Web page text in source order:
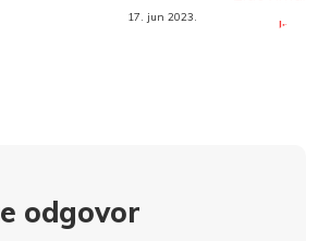
17. jun 2023.
odgovor